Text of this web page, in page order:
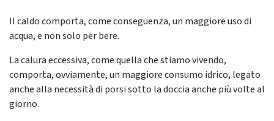
Il caldo comporta, come conseguenza, un maggiore uso di
acqua, e non solo per bere.
La calura eccessiva, come quella che stiamo vivendo,
comporta, ovviamente, un maggiore consumo idrico, legato
anche alla necessità di porsi sotto la doccia anche più volte al
giorno.